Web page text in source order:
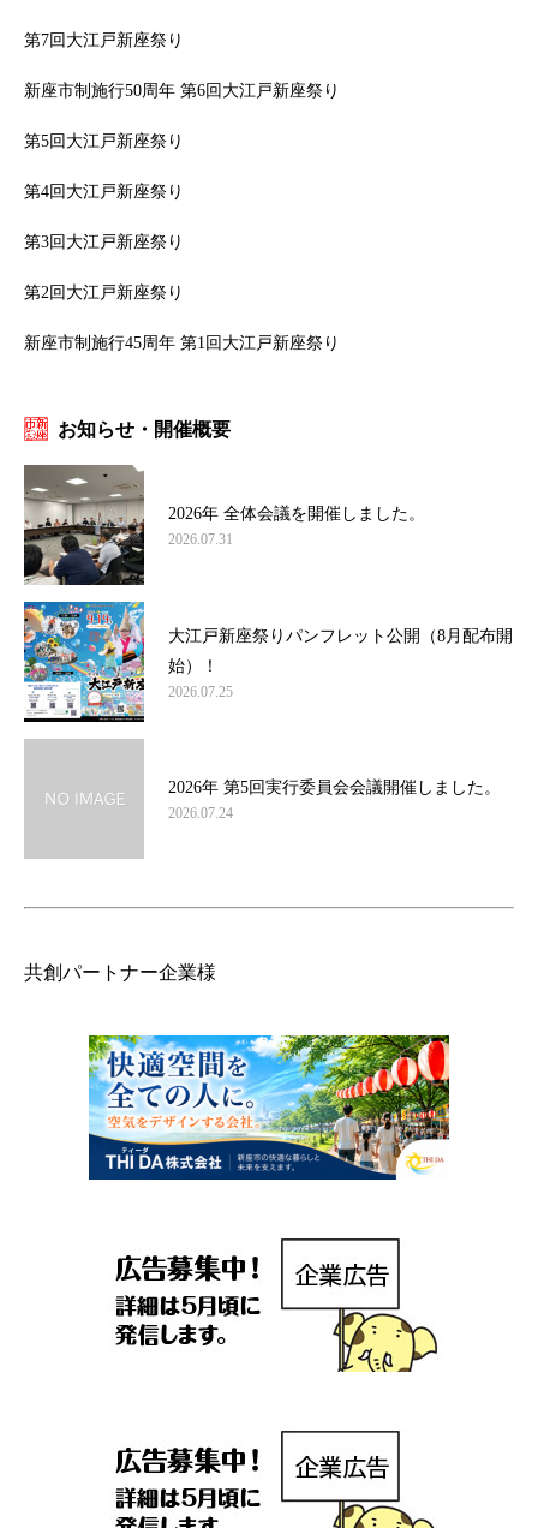
第7回大江戸新座祭り
新座市制施行50周年 第6回大江戸新座祭り
第5回大江戸新座祭り
第4回大江戸新座祭り
第3回大江戸新座祭り
第2回大江戸新座祭り
新座市制施行45周年 第1回大江戸新座祭り
お知らせ・開催概要
2026年 全体会議を開催しました。
2026.07.31
大江戸新座祭りパンフレット公開（8月配布開
始）！
2026.07.25
2026年 第5回実行委員会会議開催しました。
2026.07.24
共創パートナー企業様